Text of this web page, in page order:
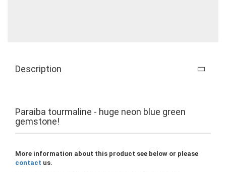
Description
Paraiba tourmaline - huge neon blue green
gemstone!
More information about this product see below or please
contact us.